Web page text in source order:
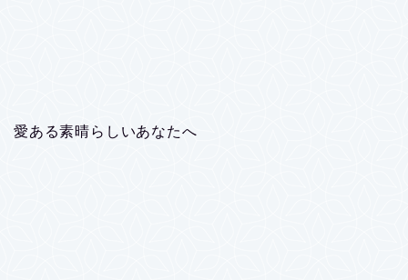
愛ある素晴らしいあなたへ